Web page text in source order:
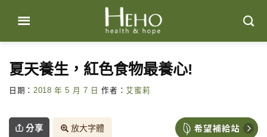
content
夏天養生，紅色食物最養心!
日期： 2018 年 5 月 7 日 作者：艾蜜莉
分享 放大字體